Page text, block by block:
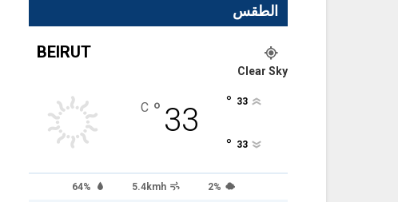
الطقس
BEIRUT
Clear Sky
33
°
C 33
°
33
°
64% 5.4kmh 2%